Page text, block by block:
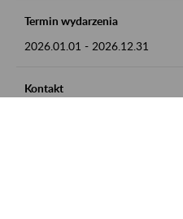
Termin wydarzenia
2026.01.01 - 2026.12.31
Kontakt